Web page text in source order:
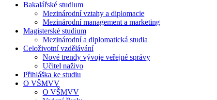
Bakalářské studium
Mezinárodní vztahy a diplomacie
Mezinárodní management a marketing
Magisterské studium
Mezinárodní a diplomatická studia
Celoživotní vzdělávání
Nové trendy vývoje veřejné správy
Učitel naživo
Přihláška ke studiu
O VŠMVV
O VŠMVV